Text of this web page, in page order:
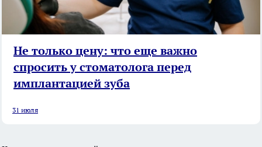
Не только цену: что еще важно
спросить у стоматолога перед
имплантацией зуба
31 июля